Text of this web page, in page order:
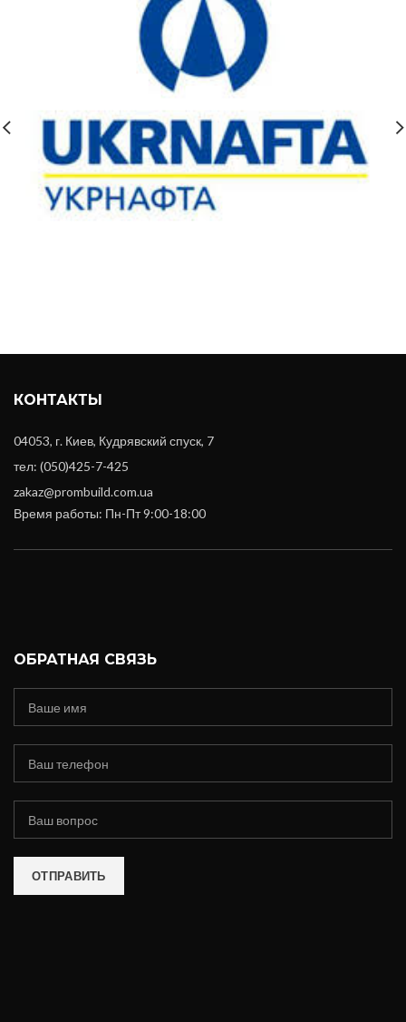
КОНТАКТЫ
04053, г. Киев, Кудрявский спуск, 7
тел: (050)425-7-425
zakaz@prombuild.com.ua
Время работы: Пн-Пт 9:00-18:00
ОБРАТНАЯ СВЯЗЬ